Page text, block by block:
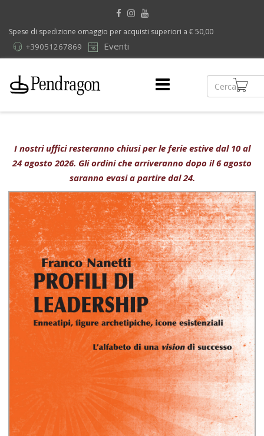
Spese di spedizione omaggio per acquisti superiori a € 50,00
Eventi
+39051267869
I nostri uffici resteranno chiusi per le ferie estive dal 10 al
24 agosto 2026. Gli ordini che arriveranno dopo il 6 agosto
saranno evasi a partire dal 24.